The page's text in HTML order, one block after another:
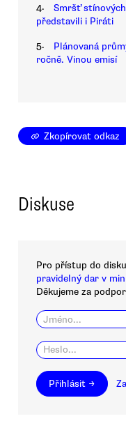
4.
Smršť
představili i Piráti
5.
Plánovaná
ročně. Vinou emisí
Zkopírovat odkaz
Diskuse
Pro přístup do
pravidelný dar v
Děkujeme za
Přihlásit →